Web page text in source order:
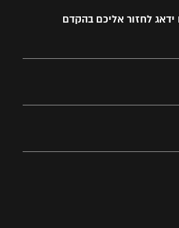
ידאג לחזור אליכם בהקדם